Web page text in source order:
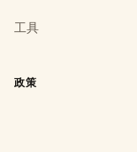
工具
政策